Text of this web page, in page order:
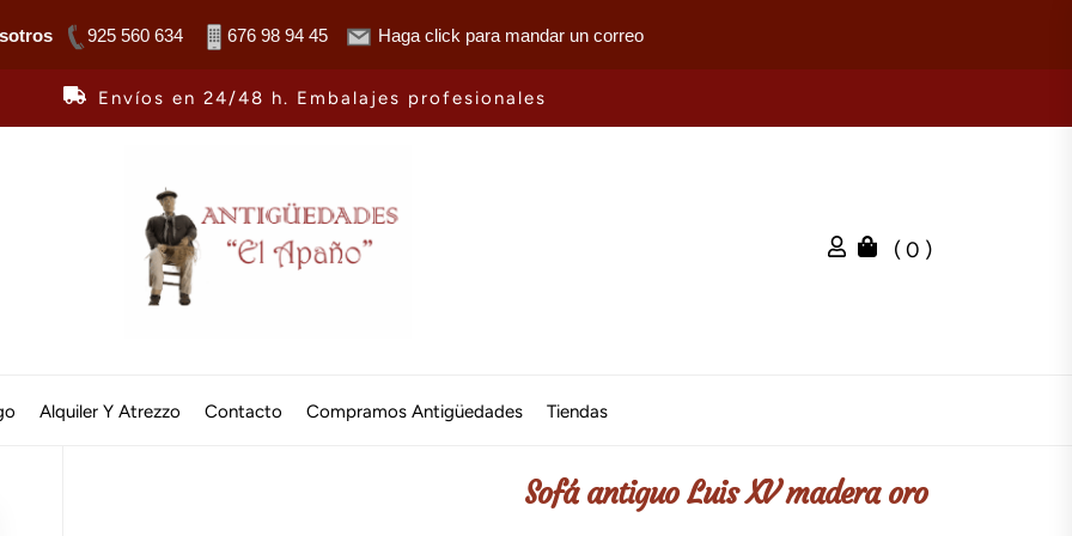
925 560 634 676 98 94 45 Haga click para mandar un correo
Envíos en 24/48 h. Embalajes profesionales
El
( 0 )
Alquiler Y Atrezzo Contacto Compramos Antigüedades Tiendas
Sofá antiguo Luis XV madera oro